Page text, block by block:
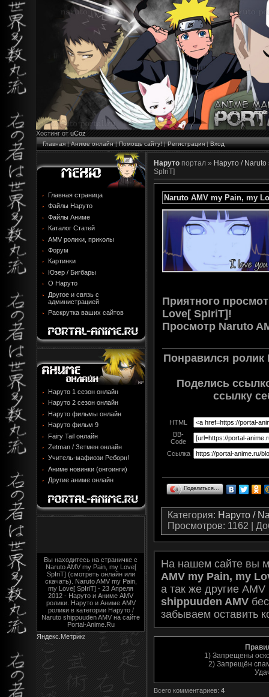
Хостинг от uCoz
Главная|Аниме онлайн|Помощь сайту!|Регистрация|Вход
Главная страница
Файлы Наруто
Файлы Аниме
Каталог Статей
AMV ролики, приколы
Форум
Картинки
Юзер / Бигбары
О Наруто
Другое и связь с
администрацией
Раскрутка ваших сайтов
Наруто 1 сезон онлайн
Наруто 2 сезон онлайн
Наруто фильмы онлайн
Наруто фильм 9
Fairy Tail онлайн
Zetman / Зетмен онлайн
Учитель-мафиози Реборн!
Аниме новинки (онгоинги)
Другие аниме онлайн
Вы находитесь на страничке с
Naruto AMV my Pain, my Love[
SpIriT] (смотреть онлайн или
скачать). Naruto AMV my Pain,
my Love[ SpIriT] - 23 Апреля
2012 - Наруто и Аниме AMV
ролики. Наруто и Аниме AMV
ролики в категории Наруто /
Naruto shippuuden AMV на сайте
Portal-Anime.Ru
Наруто портал » Наруто /
SpIriT]
Naruto AMV my Pain, my
Приятного
Love[ SpIriT]!
Просмотр Naruto
Понравился ролик
Поделись
ссылку
HTML
BB-
Code
Ссылка
Поделиться…
Категория: Наруто /
Просмотров: 1162 |
На нашем сайте вы
AMV my Pain, my
а так же другие AMV
shippuuden AMV
забываем оставить
1) Запрещены
2) Запрещён
Всего комментариев: 4